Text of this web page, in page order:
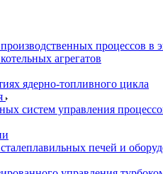
процессов в
агрегатов
ядерно-топливного цикла
систем управления
печей и